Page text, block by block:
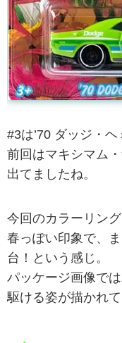
#3は’70 ダッジ・
前回はマキシマム
出てましたね。
今回のカラーリン
春っぽい印象で、
台！という感じ。
パッケージ画像で
駆ける姿が描かれ